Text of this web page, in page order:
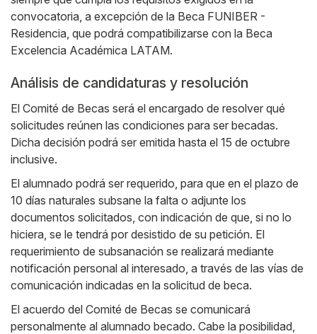
convocatoria, a excepción de la Beca FUNIBER -
Residencia, que podrá compatibilizarse con la Beca
Excelencia Académica LATAM.
Análisis de candidaturas y resolución
El Comité de Becas será el encargado de resolver qué
solicitudes reúnen las condiciones para ser becadas.
Dicha decisión podrá ser emitida hasta el 15 de octubre
inclusive.
El alumnado podrá ser requerido, para que en el plazo de
10 días naturales subsane la falta o adjunte los
documentos solicitados, con indicación de que, si no lo
hiciera, se le tendrá por desistido de su petición. El
requerimiento de subsanación se realizará mediante
notificación personal al interesado, a través de las vías de
comunicación indicadas en la solicitud de beca.
El acuerdo del Comité de Becas se comunicará
personalmente al alumnado becado. Cabe la posibilidad,